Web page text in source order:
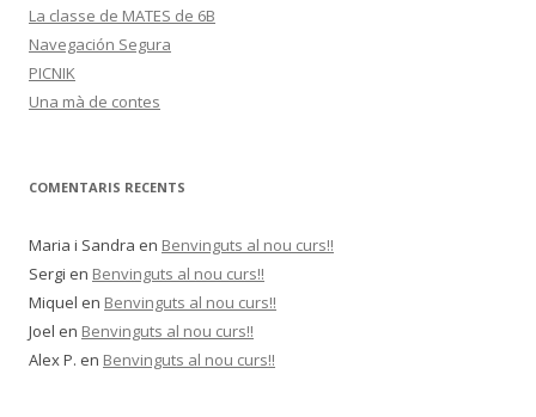
La classe de MATES de 6B
Navegación Segura
PICNIK
Una mà de contes
COMENTARIS RECENTS
Maria i Sandra en Benvinguts al nou curs!!
Sergi en Benvinguts al nou curs!!
Miquel en Benvinguts al nou curs!!
Joel en Benvinguts al nou curs!!
Alex P. en Benvinguts al nou curs!!